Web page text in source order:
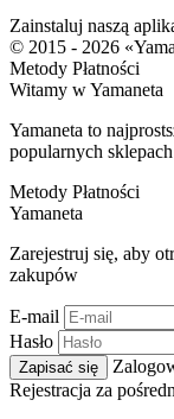
Zainstaluj naszą
© 2015 - 2026
Metody Płatności
Witamy wYamaneta
Yamaneta to
popularnych
Metody Płatności
Yamaneta
Zarejestruj się, aby
zakupów
E-mail
Hasło
Zapisać się
Rejestracja za